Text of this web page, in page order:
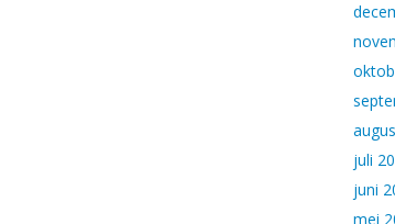
juli
juni
mei